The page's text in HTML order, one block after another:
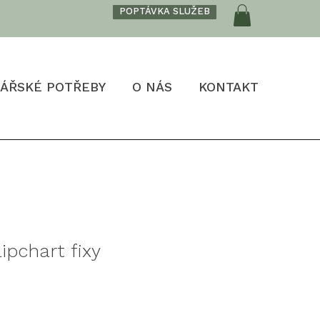
POPTÁVKA SLUŽEB
POTŘEBY O NÁS KONTAKT
fixy